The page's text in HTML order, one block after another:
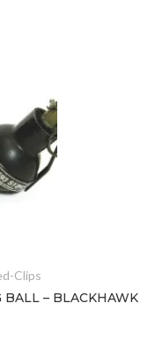
Clips
– BLACKHAWK